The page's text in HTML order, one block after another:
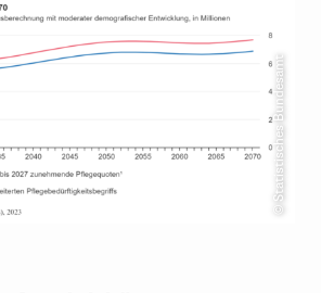
© Statistisches Bundesamt